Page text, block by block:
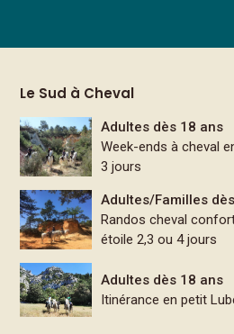
Le Sud à Cheval
Adultes dès 18 ans
Week-ends à cheval
3 jours
Adultes/Familles
Randos cheval
étoile 2,3 ou 4 jours
Adultes dès 18 ans
Itinérance en petit